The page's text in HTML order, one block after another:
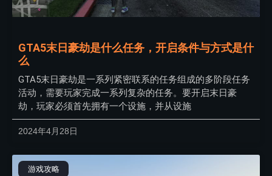
GTA5末日豪劫是什么任务，开启条件与方式是什
么
GTA5末日豪劫是一系列紧密联系的任务组成的多阶段任务
活动，需要玩家完成一系列复杂的任务。要开启末日豪
劫，玩家必须首先拥有一个设施，并从设施
2024年4月28日
游戏攻略